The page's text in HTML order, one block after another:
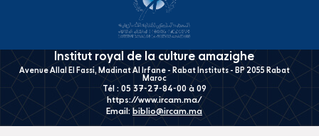
Institut royal de la culture amazighe
Avenue Allal El Fassi, Madinat Al Irfane - Rabat Instituts - BP 2055 Rabat
Maroc
Tél : 05 37-27-84-00 à 09
https://www.ircam.ma/
Email: biblio@ircam.ma